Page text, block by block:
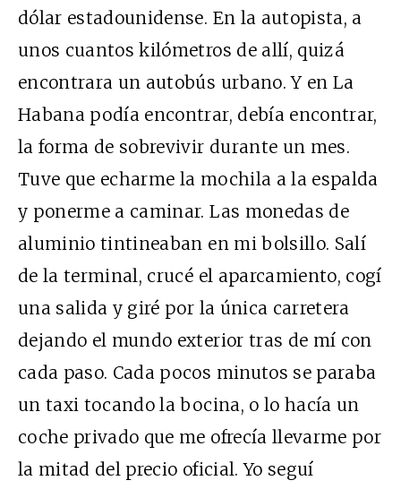
dólar estadounidense. En la autopista, a
unos cuantos kilómetros de allí, quizá
encontrara un autobús urbano. Y en La
Habana podía encontrar, debía encontrar,
la forma de sobrevivir durante un mes.
Tuve que echarme la mochila a la espalda
y ponerme a caminar. Las monedas de
aluminio tintineaban en mi bolsillo. Salí
de la terminal, crucé el aparcamiento, cogí
una salida y giré por la única carretera
dejando el mundo exterior tras de mí con
cada paso. Cada pocos minutos se paraba
un taxi tocando la bocina, o lo hacía un
coche privado que me ofrecía llevarme por
la mitad del precio oficial. Yo seguí